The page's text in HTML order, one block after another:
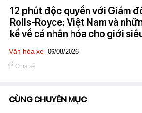
12 phút độc quyền với Giám
Rolls-Royce: Việt Nam và
kể về cá nhân hóa cho giới
Văn hóa xe -06/08/2026
Chia sẻ
CÙNG CHUYÊN MỤC